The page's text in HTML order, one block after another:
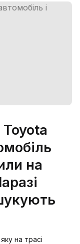
Toyota
на
на трасі